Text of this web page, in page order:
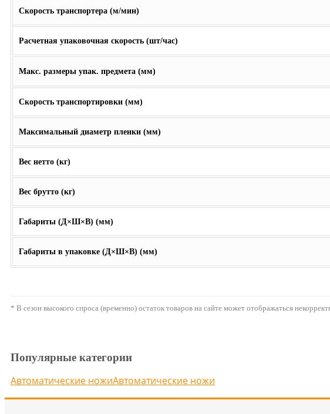
Скорость транспортера (м/мин)
Расчетная упаковочная скорость (шт/час)
Макс. размеры упак. предмета (мм)
Скорость транспортировки (мм)
Максимальный диаметр пленки (мм)
Вес нетто (кг)
Вес брутто (кг)
Габариты (Д×Ш×В) (мм)
Габариты в упаковке (Д×Ш×В) (мм)
* В сезон высокого спроса (временно) остаток товаров на сайте может отображаться
Популярные категории
Автоматические ножиАвтоматические ножи